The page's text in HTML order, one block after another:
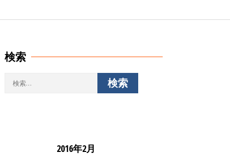
検索
2016年2月